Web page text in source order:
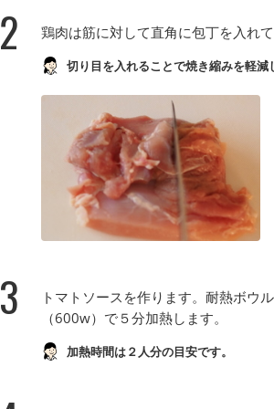
2 鶏肉は筋に対して直角に包丁を入れ
切り目を入れることで焼き縮みを軽減
3
トマトソースを作ります。耐熱ボウ
（600w）で５分加熱します。
加熱時間は２人分の目安です。